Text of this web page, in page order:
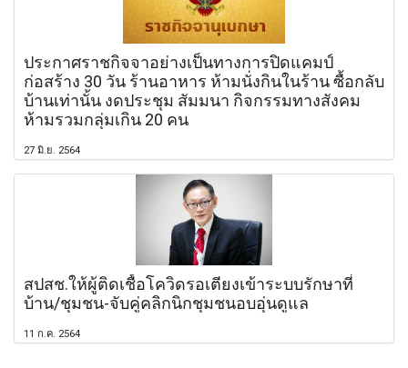
ประกาศราชกิจจาอย่างเป็นทางการปิดแคมป์
ก่อสร้าง 30 วัน ร้านอาหาร ห้ามนั่งกินในร้าน ซื้อกลับ
บ้านเท่านั้น งดประชุม สัมมนา กิจกรรมทางสังคม
ห้ามรวมกลุ่มเกิน 20 คน
27 มิ.ย. 2564
สปสช.ให้ผู้ติดเชื้อโควิดรอเตียงเข้าระบบรักษาที่
บ้าน/ชุมชน-จับคู่คลิกนิกชุมชนอบอุ่นดูแล
11 ก.ค. 2564